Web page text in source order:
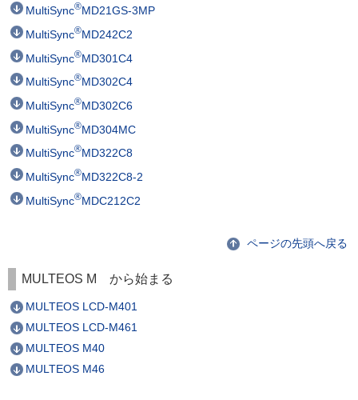
MultiSync®MD21GS-3MP
MultiSync®MD242C2
MultiSync®MD301C4
MultiSync®MD302C4
MultiSync®MD302C6
MultiSync®MD304MC
MultiSync®MD322C8
MultiSync®MD322C8-2
MultiSync®MDC212C2
ページの先頭へ戻る
MULTEOS M から始まる
MULTEOS LCD-M401
MULTEOS LCD-M461
MULTEOS M40
MULTEOS M46